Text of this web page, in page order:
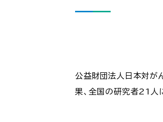
公益財団法人日本対が
果、全国の研究者21人